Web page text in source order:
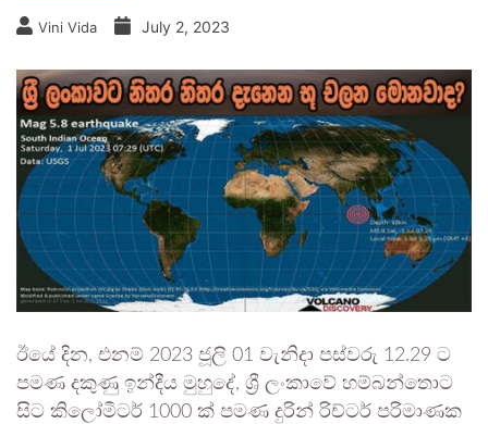
Vini Vida July 2, 2023
ඊයේ දින, එනම් 2023 ජූලි 01 වැනිදා පස්වරු 12.29 ට
පමණ දකුණු ඉන්දීය මුහුදේ, ශ්‍රී ලංකාවේ හම්බන්තොට
සිට කිලෝමීටර් 1000 ක් පමණ දුරින් රිච්ටර් පරිමාණක